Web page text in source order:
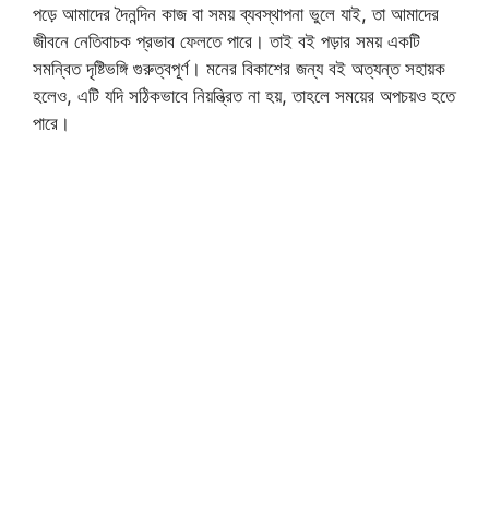
পড়ে আমাদের দৈনন্দিন কাজ বা সময় ব্যবস্থাপনা ভুলে যাই, তা আমাদের
জীবনে নেতিবাচক প্রভাব ফেলতে পারে। তাই বই পড়ার সময় একটি
সমন্বিত দৃষ্টিভঙ্গি গুরুত্বপূর্ণ। মনের বিকাশের জন্য বই অত্যন্ত সহায়ক
হলেও, এটি যদি সঠিকভাবে নিয়ন্ত্রিত না হয়, তাহলে সময়ের অপচয়ও হতে
পারে।